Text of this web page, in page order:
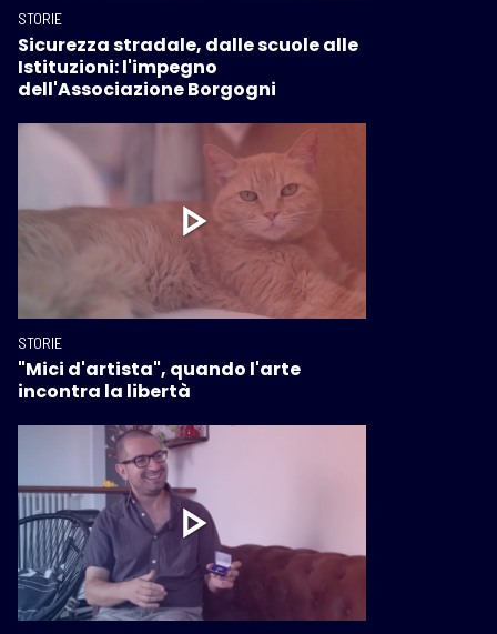
STORIE
Sicurezza stradale, dalle scuole alle
Istituzioni: l'impegno
dell'Associazione Borgogni
STORIE
"Mici d'artista", quando l'arte
incontra la libertà